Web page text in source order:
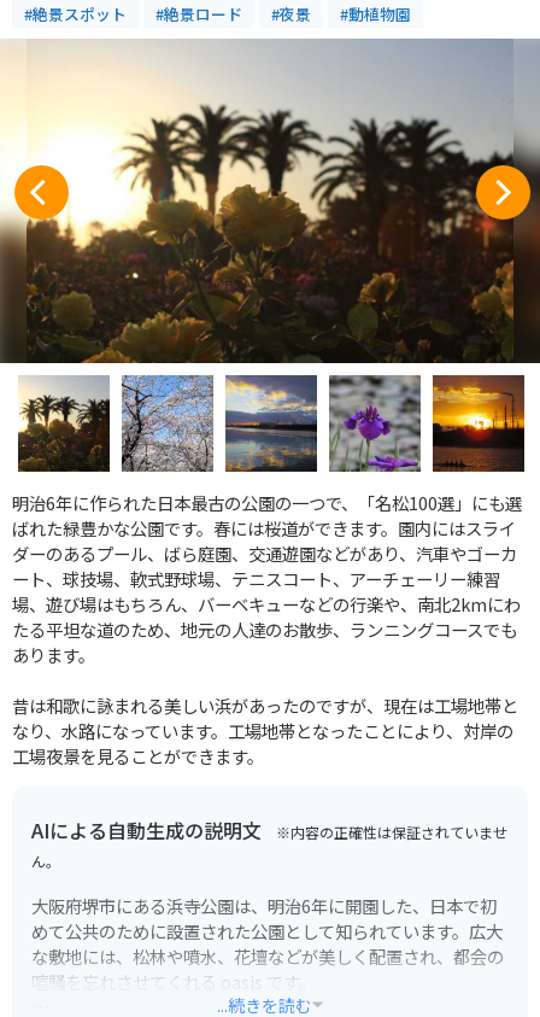
#絶景スポット #絶景ロード #夜景 #動植物園
明治6年に作られた日本最古の公園の一つで、「名松100選」にも選
ばれた緑豊かな公園です。春には桜道ができます。園内にはスライ
ダーのあるプール、ばら庭園、交通遊園などがあり、汽車やゴーカ
ート、球技場、軟式野球場、テニスコート、アーチェーリー練習
場、遊び場はもちろん、バーベキューなどの行楽や、南北2kmにわ
たる平坦な道のため、地元の人達のお散歩、ランニングコースでも
あります。
昔は和歌に詠まれる美しい浜があったのですが、現在は工場地帯と
なり、水路になっています。工場地帯となったことにより、対岸の
工場夜景を見ることができます。
AIによる自動生成の説明文 ※内容の正確性は保証されていませ
ん。
大阪府堺市にある浜寺公園は、明治6年に開園した、日本で初
めて公共のために設置された公園として知られています。広大
な敷地には、松林や噴水、花壇などが美しく配置され、都会の
喧騒を忘れさせてくれる oasis です。
...続きを読む